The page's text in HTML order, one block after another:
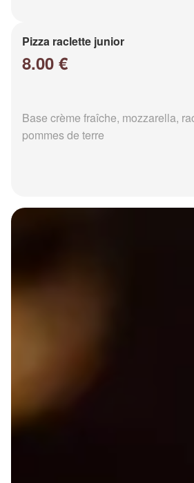
Pizza raclette junior
8.00 €
Base crème fraîche, mozzarella,
pommes de terre